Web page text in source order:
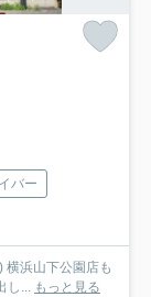
バー
横浜山下公園店も
し... もっと見る